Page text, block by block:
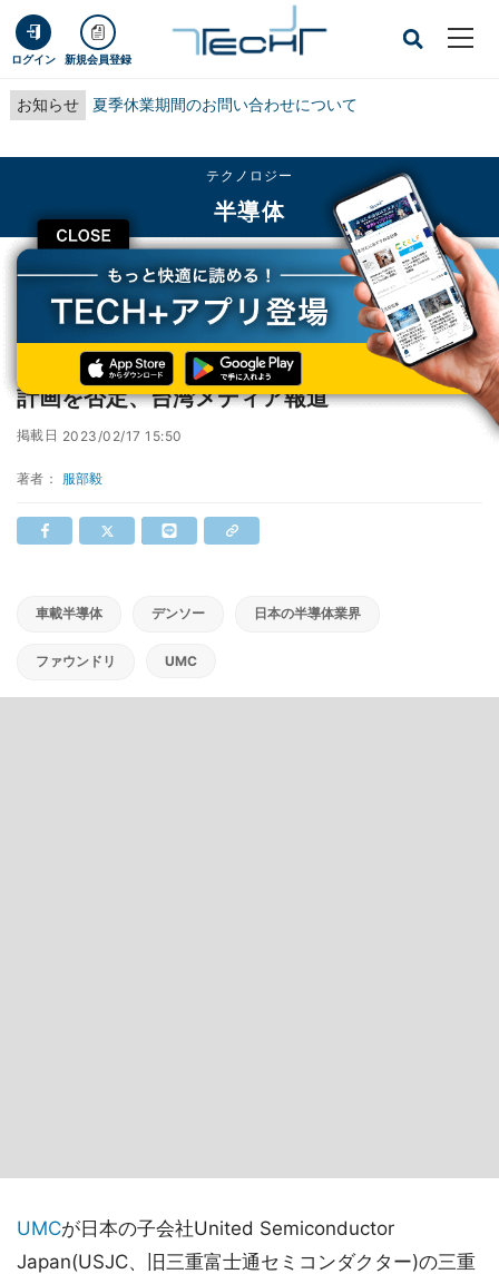
ログイン 新規会員登録
お知らせ 夏季休業期間のお問い合わせについて
CLOSE
テクノロジー
半導体
TECH+ テクノロジー
半導体
UMCが日本子会社での車載半導体製造棟建設計画を否定、台湾メディア報道
UMCが日本子会社での車載半導体製造棟建設
計画を否定、台湾メディア報道
掲載日 2023/02/17 15:50
著者： 服部毅
車載半導体 デンソー 日本の半導体業界
ファウンドリ UMC
UMCが日本の子会社United Semiconductor
Japan(USJC、旧三重富士通セミコンダクター)の三重